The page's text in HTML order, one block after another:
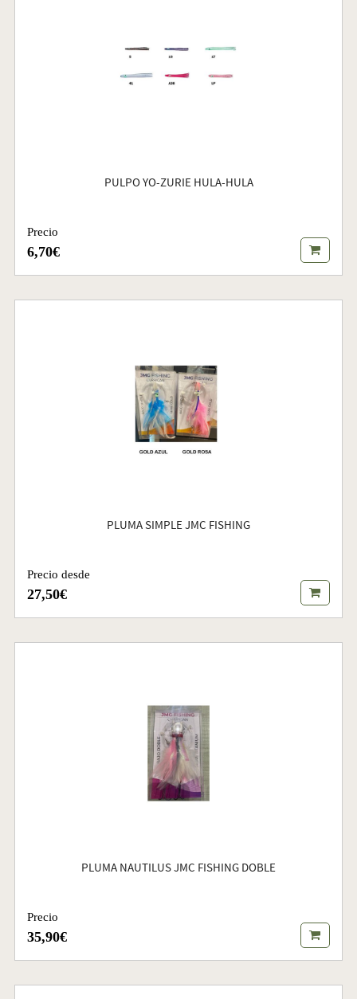
PULPO YO-ZURIE HULA-HULA
Precio
6,70€
PLUMA SIMPLE JMC FISHING
Precio desde
27,50€
PLUMA NAUTILUS JMC FISHING DOBLE
Precio
35,90€